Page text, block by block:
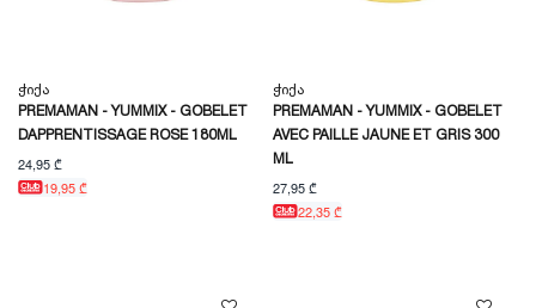
Ჭიქა
PREMAMAN - YUMMIX - GOBELET
DAPPRENTISSAGE ROSE 180ML
24,95 ₾
19,95 ₾
Ჭიქა
PREMAMAN - YUMMIX - GOBELET
AVEC PAILLE JAUNE ET GRIS 300
ML
27,95 ₾
22,35 ₾